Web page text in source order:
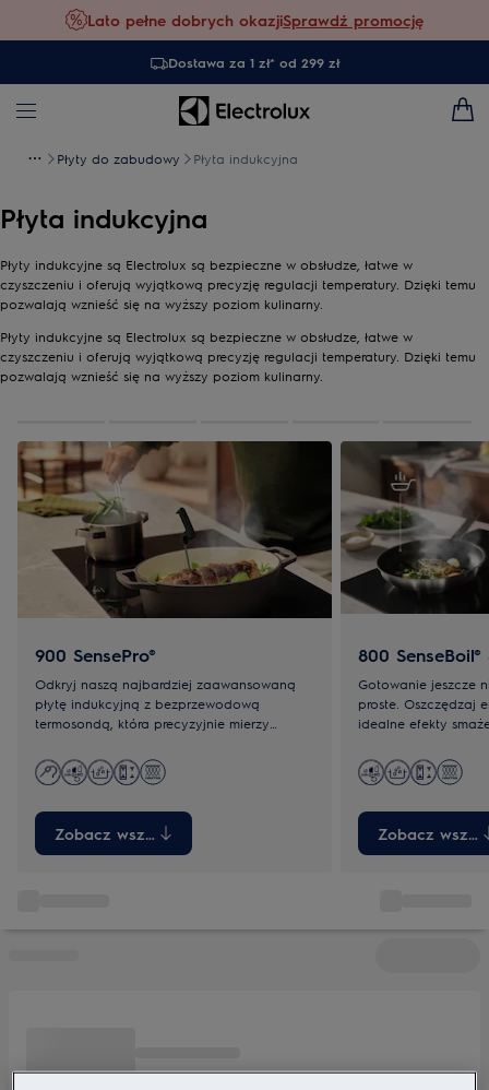
Lato pełne dobrych okazjiSprawdź promocję
Dostawa za 1 zł* od 299 zł
Płyty do zabudowy Płyta indukcyjna
Płyta indukcyjna
Płyty indukcyjne są Electrolux są bezpieczne w obsłudze, łatwe w
czyszczeniu i oferują wyjątkową precyzję regulacji temperatury. Dzięki temu
pozwalają wznieść się na wyższy poziom kulinarny.
Płyty indukcyjne są Electrolux są bezpieczne w obsłudze, łatwe w
czyszczeniu i oferują wyjątkową precyzję regulacji temperatury. Dzięki temu
pozwalają wznieść się na wyższy poziom kulinarny.
900 SensePro®
Odkryj naszą najbardziej zaawansowaną
płytę indukcyjną z bezprzewodową
termosondą, która precyzyjnie mierzy
automatycznie dostosowuje ustawienia
płyty. Idealna do gotowania, smażenia i
Zobacz wszystkie
800
Gotowanie jeszcze
proste. Oszczędzaj
idealne efekty
zapobiegają
optymalną moc
Zobacz